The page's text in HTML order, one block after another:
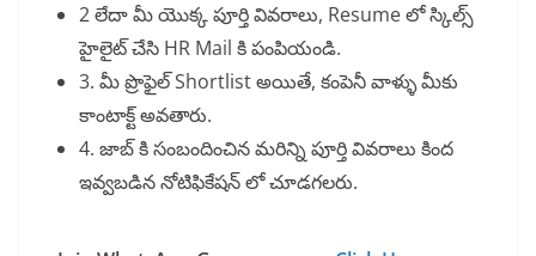
2 లేదా మీ యొక్క పూర్తి వివరాలు, Resume లో స్కిల్స్
హైలైట్ చేసి HR Mail కి పంపియండి.
3. మీ ప్రొఫైల్ Shortlist అయితే, కంపెనీ వాళ్ళు మీకు
కాంటాక్ట్ అవతారు.
4. జాబ్ కి సంబందించిన మరిన్ని పూర్తి వివరాలు కింద
ఇవ్వబడిన నోటిఫికేషన్ లో చూడగలరు.